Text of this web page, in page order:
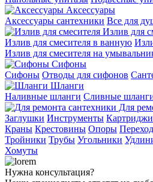
Аксессуары
Аксессуары сантехники Все для
Излив для
Излив для смесителя в ванную
Излив для смесителя на
Сифоны
Сифоны Отводы для сифонов
Шланги
Наливные шланги Сливные
Для
Заглушки Инструменты Картриджи
Краны Крестовины Опоры
Тройники Трубы Угольники
Хомуты
Нужна консультация?